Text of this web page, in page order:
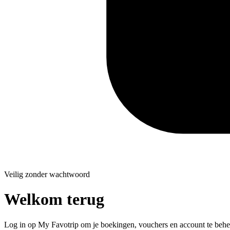
Veilig zonder wachtwoord
Welkom terug
Log in op My Favotrip om je boekingen, vouchers en account te